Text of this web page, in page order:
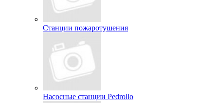
Станции пожаротушения
Насосные станции Pedrollo